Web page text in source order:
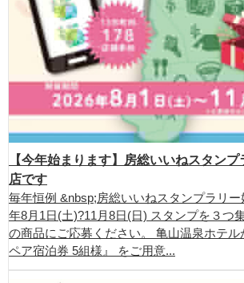
【今年始まります】房総いいねスタン
店です
毎年恒例 &nbsp;房総いいねスタンプラリ
年8月1日(土)?11月8日(日) スタンプを３つ
の商品にご応募ください。 亀山温泉ホテル
ペア宿泊券 5組様』 をご用意...